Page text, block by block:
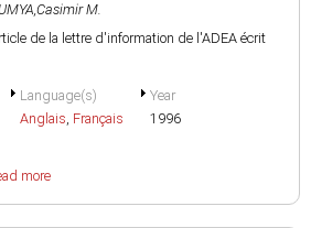
M.
de la lettre d'information de l'ADEA écrit
Language(s)
Anglais, Français
Year
1996
more